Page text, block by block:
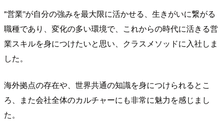
"営業”が自分の強みを最大限に活かせる、生きがいに繋がる
職種であり、変化の多い環境で、これからの時代に活きる営
業スキルを身につけたいと思い、クラスメソッドに入社しま
した。
海外拠点の存在や、世界共通の知識を身につけられるとこ
ろ、また会社全体のカルチャーにも非常に魅力を感じまし
た。